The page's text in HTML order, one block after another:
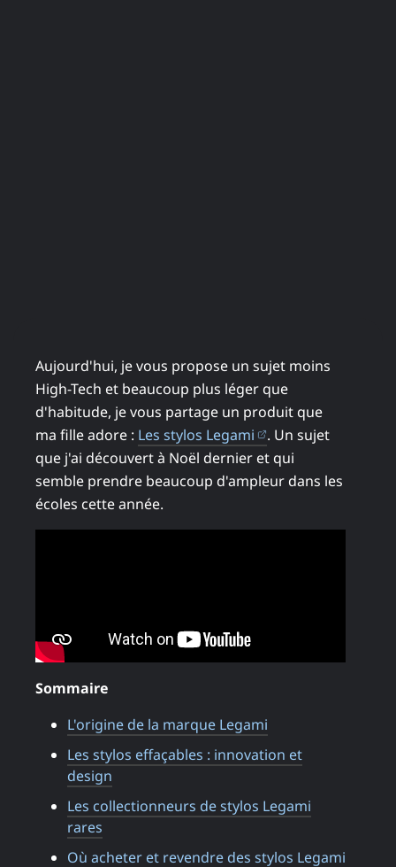
Aujourd'hui, je vous propose un sujet moins
High-Tech et beaucoup plus léger que
d'habitude, je vous partage un produit que
ma fille adore : Les stylos Legami (ouvre dans un
. Un sujet
que j'ai découvert à Noël dernier et qui
semble prendre beaucoup d'ampleur dans les
écoles cette année.
Sommaire
L'origine de la marque Legami
Les stylos effaçables : innovation et
design
Les collectionneurs de stylos Legami
rares
Où acheter et revendre des stylos Legami